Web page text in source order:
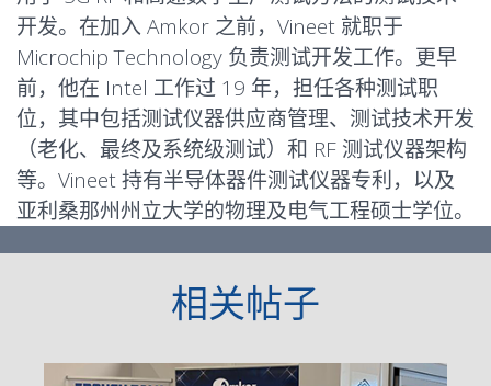
开发。在加入 Amkor 之前，Vineet 就职于
Microchip Technology 负责测试开发工作。更早
前，他在 Intel 工作过 19 年，担任各种测试职
位，其中包括测试仪器供应商管理、测试技术开发
（老化、最终及系统级测试）和 RF 测试仪器架构
等。Vineet 持有半导体器件测试仪器专利，以及
亚利桑那州州立大学的物理及电气工程硕士学位。
相关帖子